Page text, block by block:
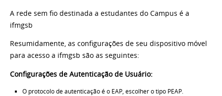
A rede sem fio destinada a estudantes do Campus é a
ifmgsb
Resumidamente, as configurações de seu dispositivo móvel
para acesso a ifmgsb são as seguintes:
Configurações de Autenticação de Usuário:
O protocolo de autenticação é o EAP, escolher o tipo PEAP.